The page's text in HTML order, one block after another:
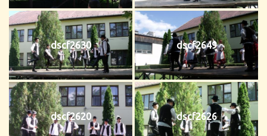
dscf2630 dscf2649
dscf2620 dscf2626